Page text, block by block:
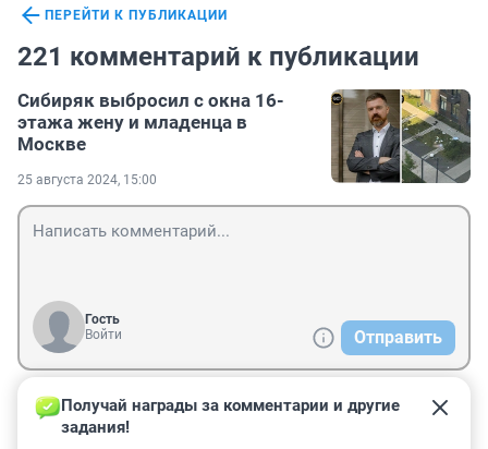
ПЕРЕЙТИ К ПУБЛИКАЦИИ
221 комментарий к публикации
Сибиряк выбросил с окна 16-
этажа жену и младенца в
Москве
25 августа 2024, 15:00
Гость
Войти
Отправить
Гость
31 августа 2024, 19:20
Получай награды за комментарии и другие
задания!